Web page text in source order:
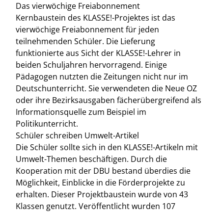
Das vierwöchige Freiabonnement
Kernbaustein des KLASSE!-Projektes ist das
vierwöchige Freiabonnement für jeden
teilnehmenden Schüler. Die Lieferung
funktionierte aus Sicht der KLASSE!-Lehrer in
beiden Schuljahren hervorragend. Einige
Pädagogen nutzten die Zeitungen nicht nur im
Deutschunterricht. Sie verwendeten die Neue OZ
oder ihre Bezirksausgaben fächerübergreifend als
Informationsquelle zum Beispiel im
Politikunterricht.
Schüler schreiben Umwelt-Artikel
Die Schüler sollte sich in den KLASSE!-Artikeln mit
Umwelt-Themen beschäftigen. Durch die
Kooperation mit der DBU bestand überdies die
Möglichkeit, Einblicke in die Förderprojekte zu
erhalten. Dieser Projektbaustein wurde von 43
Klassen genutzt. Veröffentlicht wurden 107